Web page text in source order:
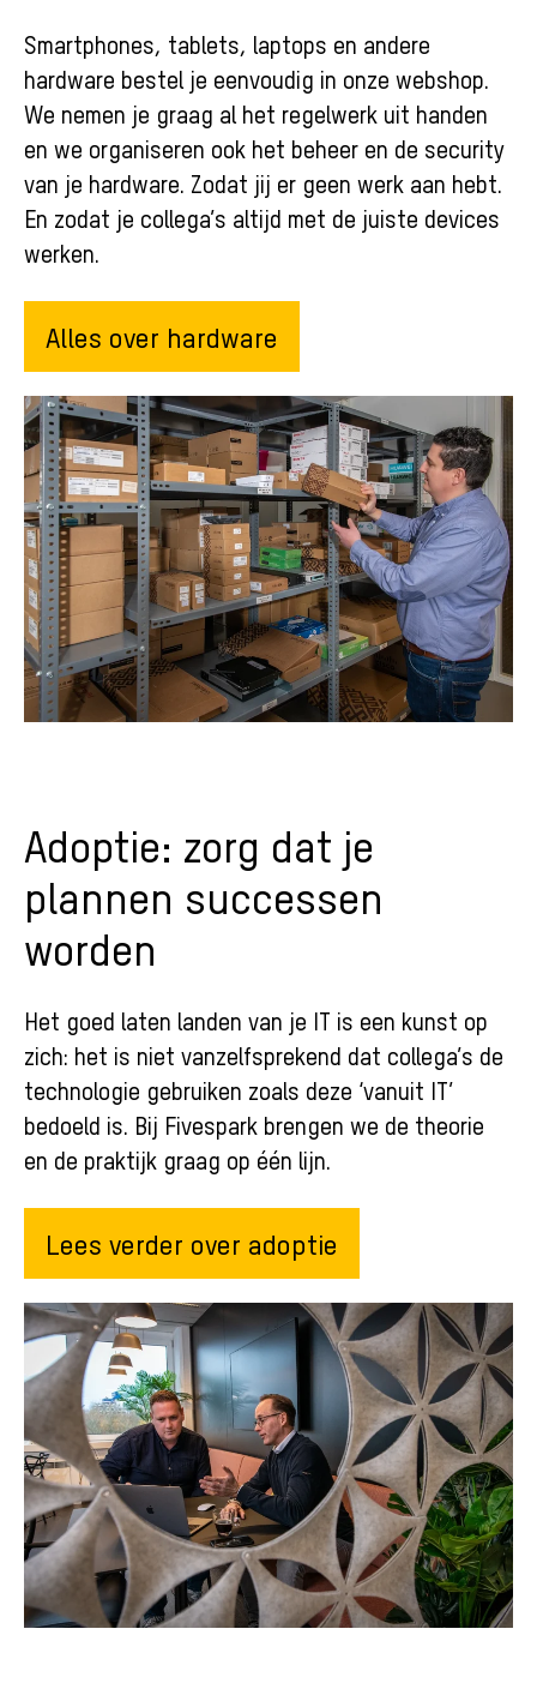
Smartphones, tablets, laptops en andere
hardware bestel je eenvoudig in onze webshop.
We nemen je graag al het regelwerk uit handen
en we organiseren ook het beheer en de security
van je hardware. Zodat jij er geen werk aan hebt.
En zodat je collega’s altijd met de juiste devices
werken.
Alles over hardware
Adoptie: zorg dat je
plannen successen
worden
Het goed laten landen van je IT is een kunst op
zich: het is niet vanzelfsprekend dat collega’s de
technologie gebruiken zoals deze ‘vanuit IT’
bedoeld is. Bij Fivespark brengen we de theorie
en de praktijk graag op één lijn.
Lees verder over adoptie